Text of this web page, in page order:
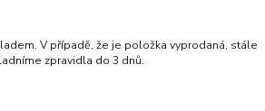
V případě, že je položka vyprodaná, stále
zpravidla do 3 dnů.